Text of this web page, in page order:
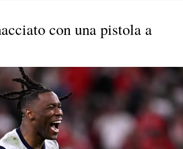
con una pistola a